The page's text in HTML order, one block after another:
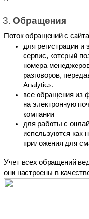
Обращения
Поток обращений с
для регистрации и
сервис, который
номера
разговоров,
Analytics.
все обращения из
на электронную
компании
для работы с
используются как
приложения для
Учет всех обращений
они настроены в